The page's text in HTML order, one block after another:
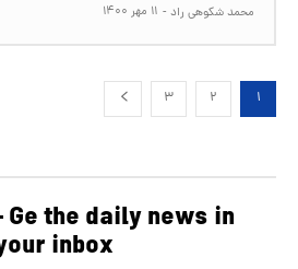
محمد شکوهی راد - ۱۱ مهر ۱۴۰۰
۱ ۲ ۳
Ge the daily news in
inbox